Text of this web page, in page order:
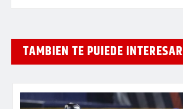
TAMBIEN TE PUIEDE INTERESAR